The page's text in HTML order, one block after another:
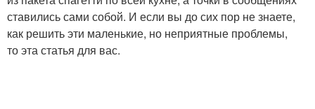
ставились сами собой. И если вы до сих пор не знаете,
как решить эти маленькие, но неприятные проблемы,
то эта статья для вас.